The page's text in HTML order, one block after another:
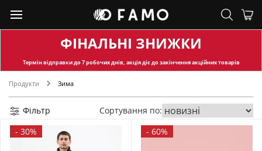
ФІНАЛЬНІ ЗНИЖКИ
Термін відправкидо 7 робочих днів, акція діє до закінчення акційних товарів
Продукти Зима
Фільтр
Сортування по:
- 30% - 60%